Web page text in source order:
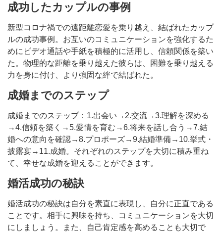
成功したカップルの事例
新型コロナ禍での遠距離恋愛を乗り越え、結ばれたカップ
ルの成功事例。お互いのコミュニケーションを強化するた
めにビデオ通話や手紙を積極的に活用し、信頼関係を築い
た。物理的な距離を乗り越えた彼らは、困難を乗り越える
力を身に付け、より強固な絆で結ばれた。
成婚までのステップ
成婚までのステップ：1.出会い→2.交流→3.理解を深める
→4.信頼を築く→5.愛情を育む→6.将来を話し合う→7.結
婚への意向を確認→8.プロポーズ→9.結婚準備→10.挙式・
披露宴→11.成婚。それぞれのステップを大切に積み重ね
て、幸せな成婚を迎えることができます。
婚活成功の秘訣
婚活成功の秘訣は自分を素直に表現し、自分に正直である
ことです。相手に興味を持ち、コミュニケーションを大切
にしましょう。また、自己肯定感を高めることも大切で